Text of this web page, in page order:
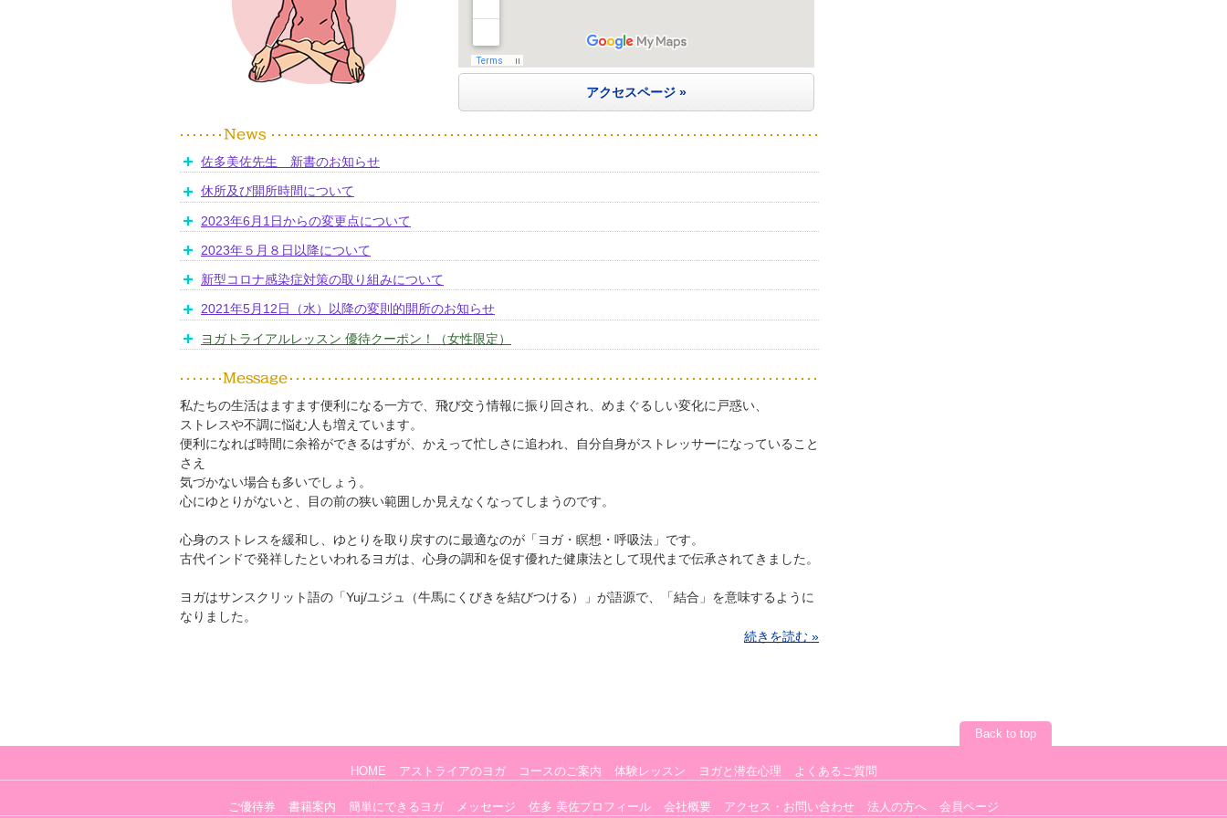
アクセスページ »
佐多美佐先生 新書のお知らせ
休所及び開所時間について
2023年6月1日からの変更点について
2023年５月８日以降について
新型コロナ感染症対策の取り組みについて
2021年5月12日（水）以降の変則的開所のお知らせ
ヨガトライアルレッスン 優待クーポン！（女性限定）
私たちの生活はますます便利になる一方で、飛び交う情報に振り回され、めまぐるしい変化に戸惑い、
ストレスや不調に悩む人も増えています。
便利になれば時間に余裕ができるはずが、かえって忙しさに追われ、自分自身がストレッサーになっていること
さえ
気づかない場合も多いでしょう。
心にゆとりがないと、目の前の狭い範囲しか見えなくなってしまうのです。
心身のストレスを緩和し、ゆとりを取り戻すのに最適なのが「ヨガ・瞑想・呼吸法」です。
古代インドで発祥したといわれるヨガは、心身の調和を促す優れた健康法として現代まで伝承されてきました。
ヨガはサンスクリット語の「Yuj/ユジュ（牛馬にくびきを結びつける）」が語源で、「結合」を意味するように
なりました。
続きを読む »
Back to top
HOME アストライアのヨガ コースのご案内 体験レッスン ヨガと潜在心理 よくあるご質問
ご優待券 書籍案内 簡単にできるヨガ メッセージ 佐多 美佐プロフィール 会社概要 アクセス・お問い合わせ 法人の方へ 会員ページ